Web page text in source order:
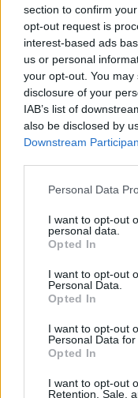
section to confirm
opt-out request is
interest-based ads
us or personal
your opt-out. You
disclosure of your
IAB’s list of
also be disclosed by
Downstream
Please note that this
not limited to your
grant or deny
use your data for
consent section.
Personal Data
I want to opt-out
personal data.
Opted In
I want to opt-out
Personal Data.
Opted In
I want to opt-out
Personal Data for
Opted In
I want to opt-out
Retention, Sale,
OnzePartners
Dit project is
Laatste artikelen
PanelClix review 2026:
verdient
Freecash review 2026
ervaringen voor
Geld verdienen met
Productentester